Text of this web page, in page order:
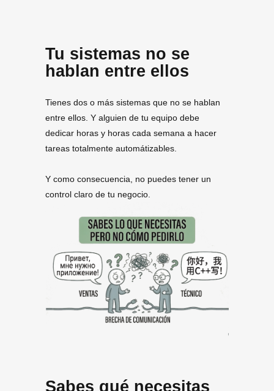
Tu sistemas no se
hablan entre ellos
Tienes dos o más sistemas que no se hablan
entre ellos. Y alguien de tu equipo debe
dedicar horas y horas cada semana a hacer
tareas totalmente automátizables.
Y como consecuencia, no puedes tener un
control claro de tu negocio.
Sabes qué necesitas